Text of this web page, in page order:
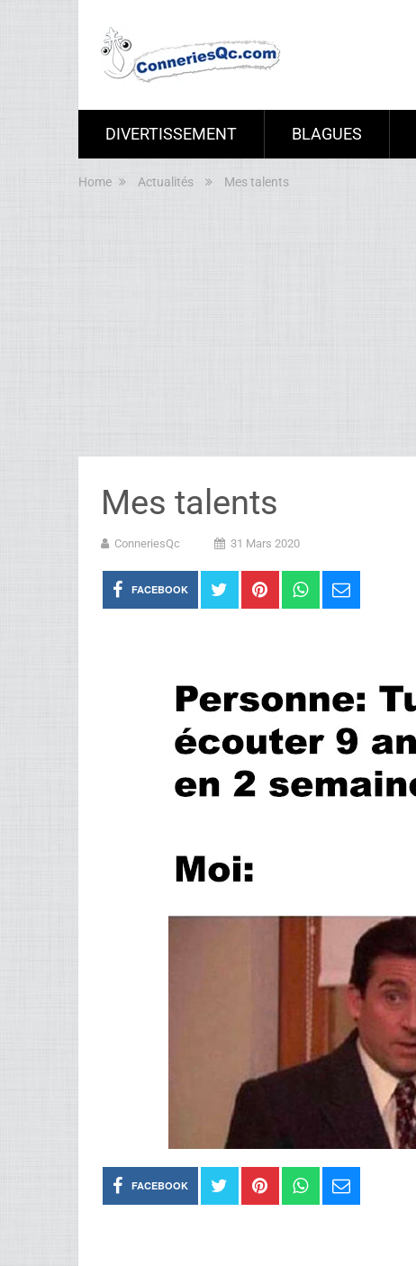
DIVERTISSEMENT BLAGUES
Home Actualités Mes talents
Mes talents
ConneriesQc 31 Mars 2020
FACEBOOK
FACEBOOK